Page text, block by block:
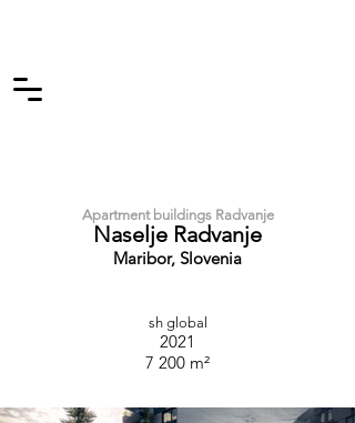
Apartment buildings Radvanje
Naselje Radvanje
Maribor, Slovenia
sh global
2021
7 200 m²